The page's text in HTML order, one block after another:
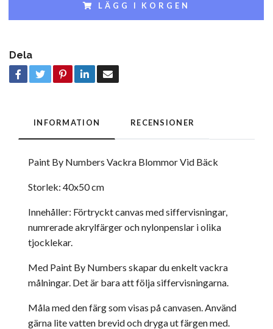
LÄGG I KORGEN
Dela
INFORMATION RECENSIONER
Paint By Numbers Vackra Blommor Vid Bäck
Storlek: 40x50 cm
Innehåller: Förtryckt canvas med siffervisningar,
numrerade akrylfärger och nylonpenslar i olika
tjocklekar.
Med Paint By Numbers skapar du enkelt vackra
målningar. Det är bara att följa siffervisningarna.
Måla med den färg som visas på canvasen. Använd
gärna lite vatten brevid och dryga ut färgen med.